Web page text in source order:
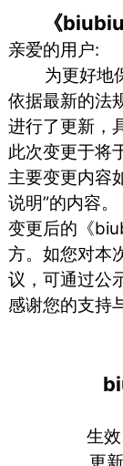
《
亲爱的用户:
为更好地保
依据最新的法
进行了更新，
此次变更于将
主要变更内容
说明”的内容。
变更后的《
方。如您对本
议，可通过公
感谢您的支持
生